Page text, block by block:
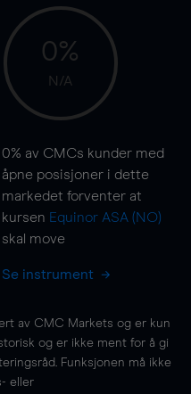
0%
N/A
0% av CMCs kunder med
åpne posisjoner i dette
markedet forventer at
kursen Equinor ASA (NO)
skal move
Se instrument
av CMC Markets og er kun
og er ikke ment for å gi
Funksjonen må ikke
eller